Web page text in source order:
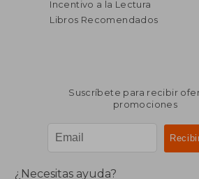
Incentivo a la Lectura
Libros Recomendados
Suscríbete para recibir
promociones
¿Necesitas ayuda?